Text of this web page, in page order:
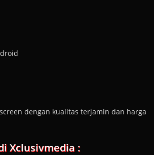
dengan kualitas terjamin dan harga
Xclusivmedia :